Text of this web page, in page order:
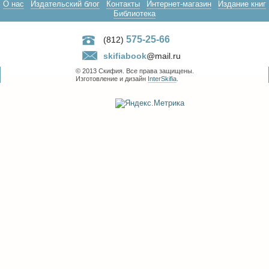
О нас Издательский блог Контакты Интернет-магазин
Издание книг
Библиотека
(812) 575-25-66
skifiabook@mail.ru
© 2013 Скифия. Все права защищены.
Изготовление и дизайн InterSkifia.